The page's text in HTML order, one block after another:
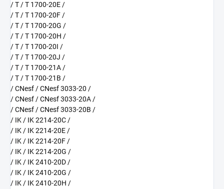
/ T / T 1700-20E /
/ T / T 1700-20F /
/ T / T 1700-20G /
/ T / T 1700-20H /
/ T / T 1700-20I /
/ T / T 1700-20J /
/ T / T 1700-21A /
/ T / T 1700-21B /
/ CNesf / CNesf 3033-20 /
/ CNesf / CNesf 3033-20A /
/ CNesf / CNesf 3033-20B /
/ IK / IK 2214-20C /
/ IK / IK 2214-20E /
/ IK / IK 2214-20F /
/ IK / IK 2214-20G /
/ IK / IK 2410-20D /
/ IK / IK 2410-20G /
/ IK / IK 2410-20H /